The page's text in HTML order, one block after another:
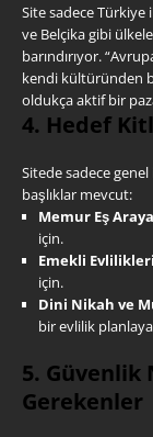
Site sadece Türkiye
ve Belçika gibi
barındırıyor.
kendi kültüründen
oldukça aktif bir
4. Hedef
Sitede sadece
başlıklar mevcut:
Memur Eş
için.
Emekli
için.
Dini Nikah ve
bir evlilik
5. Güvenlik
Gerekenler